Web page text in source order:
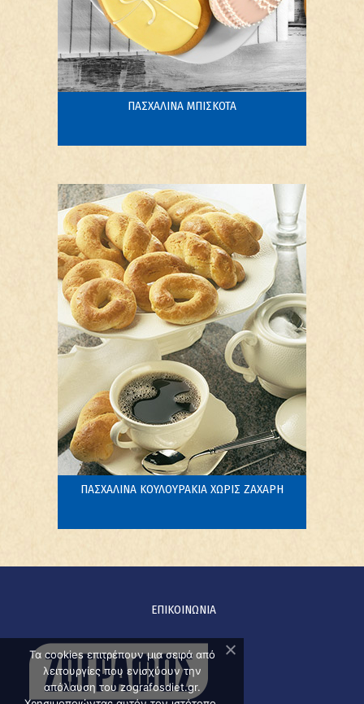
ΠΑΣΧΑΛΙΝΑ ΜΠΙΣΚΟΤΑ
ΠΑΣΧΑΛΙΝΑ ΚΟΥΛΟΥΡΑΚΙΑ ΧΩΡΙΣ ΖΑΧΑΡΗ
ΕΠΙΚΟΙΝΩΝΙΑ
Τα cookies επιτρέπουν μια σειρά από
λειτουργίες που ενισχύουν την
απόλαυση του zografosdiet.gr.